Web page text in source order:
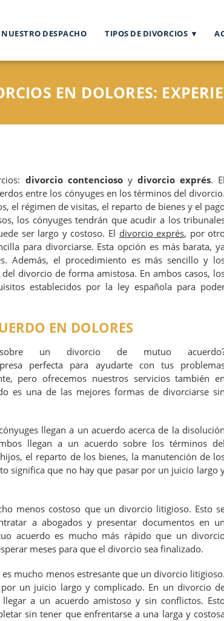
NUESTRO DESPACHO TIPOS DE DIVORCIOS
EN DOLORES:
divorcio contenciosoy divorcio exprés. El
entre los cónyuges en los términos del divorcio.
el régimen de visitas, el reparto de bienes y el
los cónyuges tendrán que acudir a los
ser largo y costoso. El divorcio exprés, por
para divorciarse. Esta opción es más barata,
Además, el procedimiento es más sencillo y
divorcio de forma amistosa. En ambos casos,
establecidos por la ley española para
EN DOLORES
sobre un divorcio de mutuo
perfecta para ayudarte con tus
pero ofrecemos nuestros servicios también en
es una de las mejores formas de divorciarse sin
llegan a un acuerdo acerca de la disolución
llegan a un acuerdo sobre los términos del
el reparto de los bienes, la manutención de
significa que no hay que pasar por un juicio largo
menos costoso que un divorcio litigioso. Esto
a abogados y presentar documentos en un
acuerdo es mucho más rápido que un
meses para que el divorcio sea finalizado.
mucho menos estresante que un divorcio litigioso.
un juicio largo y complicado. En un divorcio
a un acuerdo amistoso y sin conflictos.
sin tener que enfrentarse a una larga y